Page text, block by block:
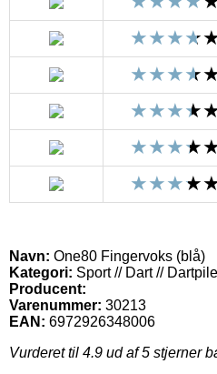
Navn: One80 Fingervoks (blå)
Kategori: Sport // Dart //
Producent:
Varenummer: 30213
EAN: 6972926348006
Vurderet til 4.9 ud af 5 stjerner